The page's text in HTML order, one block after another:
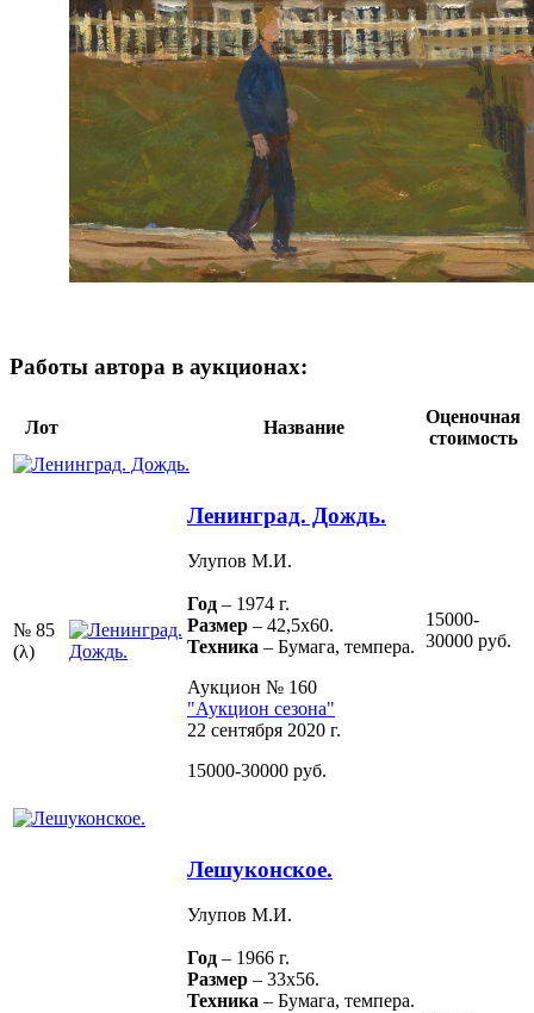
Работы автора в аукционах:
Лот Название
Оценочная
стоимость
№ 85
(λ)
Ленинград. Дождь.
Улупов М.И.
Год – 1974 г.
Размер – 42,5х60.
Техника – Бумага, темпера.
Аукцион № 160
"Аукцион сезона"
22 сентября 2020 г.
15000-30000 руб.
15000-
30000 руб.
Лешуконское.
Улупов М.И.
Год – 1966 г.
Размер – 33х56.
Техника – Бумага, темпера.